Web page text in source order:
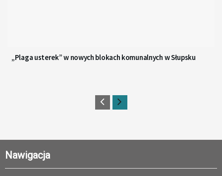
„Plaga usterek” w nowych blokach komunalnych w Słupsku
Nawigacja